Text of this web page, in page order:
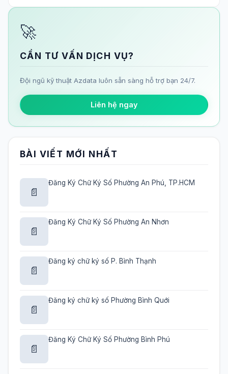
🚀
CẦN TƯ VẤN DỊCH VỤ?
Đội ngũ kỹ thuật Azdata luôn sẵn sàng hỗ trợ bạn 24/7.
Liên hệ ngay
BÀI VIẾT MỚI NHẤT
📄
Đăng Ký Chữ Ký Số Phường An Phú, TP.HCM
📄
Đăng Ký Chữ Ký Số Phường An Nhơn
📄
Đăng ký chữ ký số P. Bình Thạnh
📄
Đăng ký chữ ký số Phường Bình Quới
📄
Đăng Ký Chữ Ký Số Phường Bình Phú